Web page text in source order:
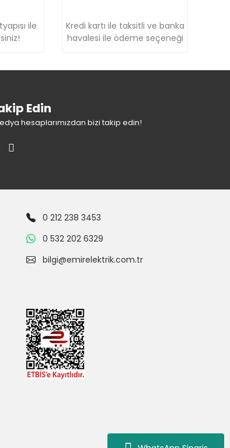
ile
Kredi kartı ile taksitli ve banka
havalesi ile ödeme seçeneği
Edin
hesaplarımızdan bizi takip edin!
0 212 238 3453
0 532 202 6329
bilgi@emirelektrik.com.tr